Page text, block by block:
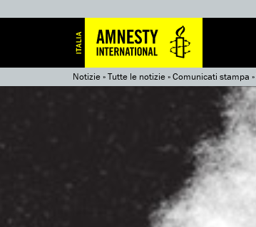
Notizie»Tutte le notizie»Comunicati stampa »